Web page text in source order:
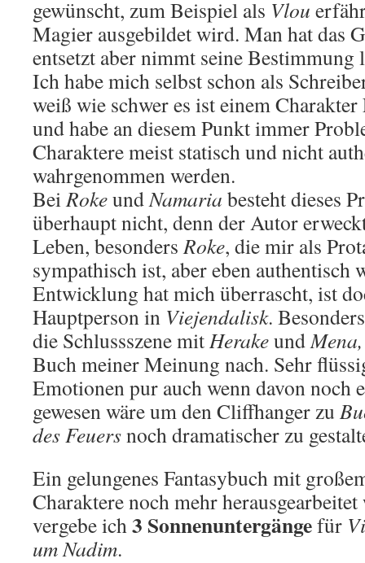
gewünscht, zum Beispiel als Vlou
Magier ausgebildet wird. Man hat das
entsetzt aber nimmt seine
Ich habe mich selbst schon als
weiß wie schwer es ist einem
und habe an diesem Punkt immer
Charaktere meist statisch und nicht
wahrgenommen werden.
BeiRokeundNamaria besteht dieses
überhaupt nicht, denn der Autor
Leben, besondersRoke, die mir als
sympathisch ist, aber eben authentisch
Entwicklung hat mich überrascht, ist
Hauptperson in Viejendalisk.
die Schlussszene mitHerakeundMena,
Buch meiner Meinung nach. Sehr
Emotionen pur auch wenn davon noch
gewesen wäre um den Cliffhanger zu
des Feuersnoch dramatischer zu
Ein gelungenes Fantasybuch mit
Charaktere noch mehr
vergebe ich3 Sonnenuntergängefür
um Nadim.